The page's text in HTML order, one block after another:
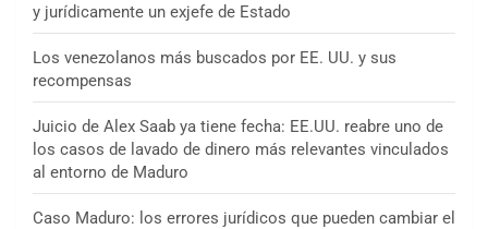
y jurídicamente un exjefe de Estado
Los venezolanos más buscados por EE. UU. y sus
recompensas
Juicio de Alex Saab ya tiene fecha: EE.UU. reabre uno de
los casos de lavado de dinero más relevantes vinculados
al entorno de Maduro
Caso Maduro: los errores jurídicos que pueden cambiar el